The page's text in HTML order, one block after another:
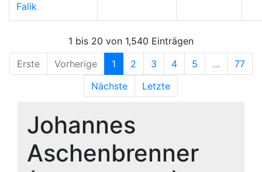
Falik
1 bis 20 von 1,540 Einträgen
Erste
Vorherige 1 2 3 4 5 …
77
Nächste
Letzte
Johannes
Aschenbrenner